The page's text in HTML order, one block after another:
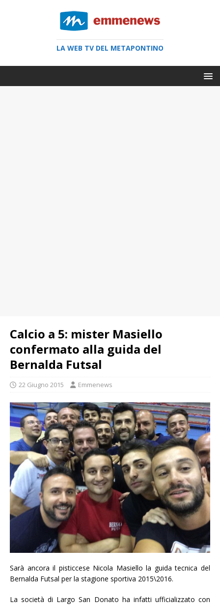
LA WEB TV DEL METAPONTINO
Calcio a 5: mister Masiello
confermato alla guida del
Bernalda Futsal
22 Giugno 2015 Emmenews
Sarà ancora il pisticcese Nicola Masiello la guida tecnica del
Bernalda Futsal per la stagione sportiva 2015\2016.
La società di Largo San Donato ha infatti ufficializzato con